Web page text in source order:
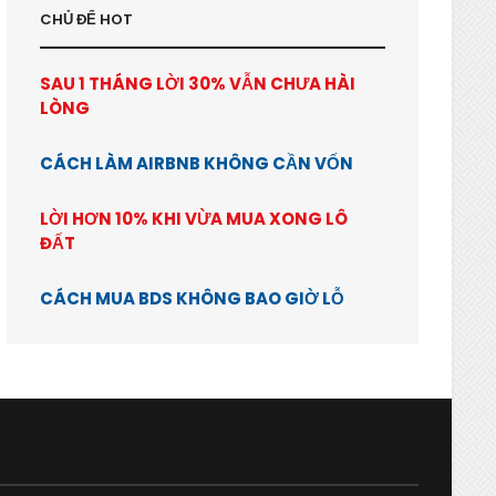
CHỦ ĐỂ HOT
SAU 1 THÁNG LỜI 30% VẪN CHƯA HÀI
LÒNG
CÁCH LÀM AIRBNB KHÔNG CẦN VỐN
LỜI HƠN 10% KHI VỪA MUA XONG LÔ
ĐẤT
CÁCH MUA BDS KHÔNG BAO GIỜ LỖ